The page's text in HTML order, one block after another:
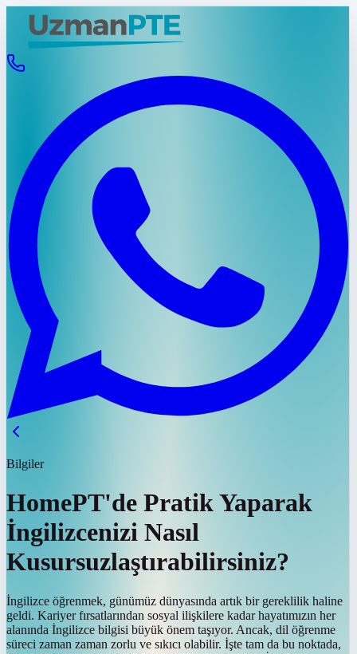
Bilgiler
HomePT'de Pratik Yaparak
İngilizcenizi Nasıl
Kusursuzlaştırabilirsiniz?
İngilizce öğrenmek, günümüz dünyasında artık bir gereklilik haline
geldi. Kariyer fırsatlarından sosyal ilişkilere kadar hayatımızın her
alanında İngilizce bilgisi büyük önem taşıyor. Ancak, dil öğrenme
süreci zaman zaman zorlu ve sıkıcı olabilir. İşte tam da bu noktada,